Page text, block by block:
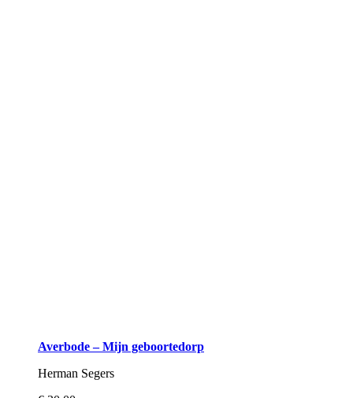
Averbode – Mijn geboortedorp
Herman Segers